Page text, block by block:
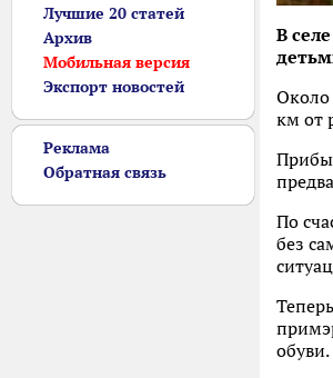
Лучшие 20 статей
Архив
Мобильная версия
Экспорт новостей
Реклама
Обратная связь
В
Около
км от
По
без
обуви.